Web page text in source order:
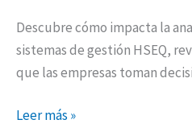
Descubre cómo impacta la
sistemas de gestión HSEQ,
que las empresas toman
Leer más »